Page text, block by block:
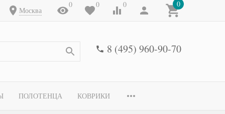
Москва
0 0 0 0
8 (495) 960-90-70
ПОЛОТЕНЦА КОВРИКИ